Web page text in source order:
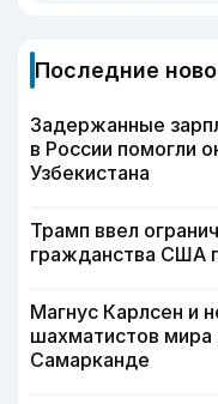
Последние
Задержанные
в России помогли
Узбекистана
Трамп ввел
гражданства США
Магнус Карлсен и
шахматистов мира
Самарканде